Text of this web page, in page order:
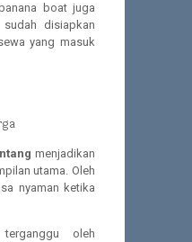
boat juga
disiapkan
yang masuk
menjadikan
utama. Oleh
nyaman ketika
oleh